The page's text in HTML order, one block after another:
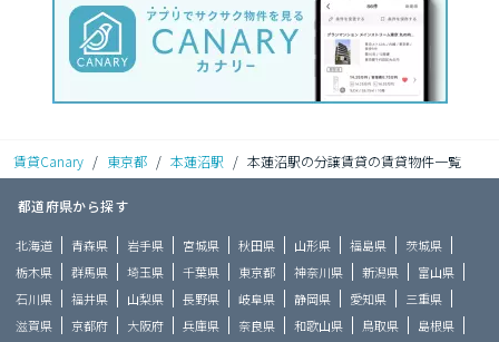
賃貸Canary / 東京都 / 本蓮沼駅 / 本蓮沼駅の分譲賃貸の賃貸物件一覧
都道府県から探す
北海道 青森県 岩手県 宮城県 秋田県 山形県 福島県
茨城県
栃木県
群馬県 埼玉県 千葉県 東京都 神奈川県 新潟県
富山県
石川県
福井県 山梨県 長野県 岐阜県 静岡県 愛知県
三重県
滋賀県
京都府 大阪府 兵庫県 奈良県 和歌山県 鳥取県 島根県